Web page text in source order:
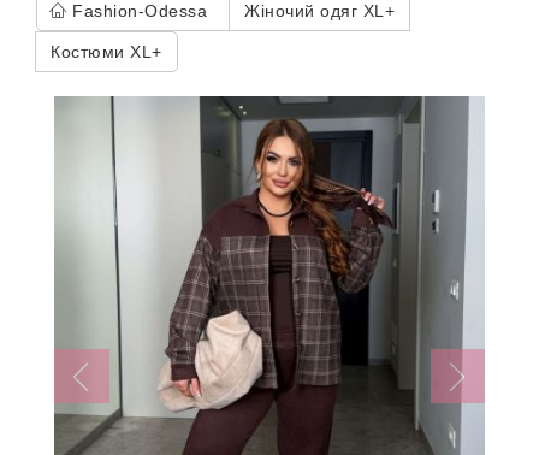
Fashion-Odessa Жіночий одяг XL+
Костюми XL+